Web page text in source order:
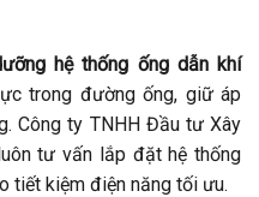
hệ thống ống dẫn khí
trong đường ống, giữ áp
Công ty TNHH Đầu tư Xây
tư vấn lắp đặt hệ thống
tiết kiệm điện năng tối ưu.